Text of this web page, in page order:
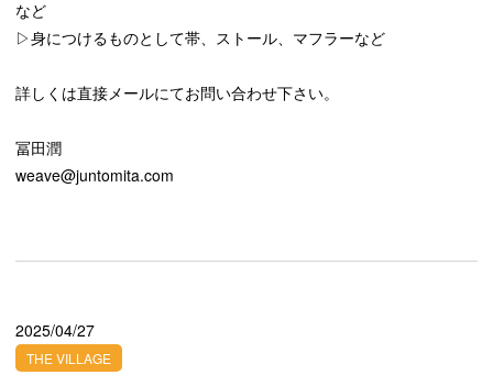
など
▷身につけるものとして帯、ストール、マフラーなど
詳しくは直接メールにてお問い合わせ下さい。
冨田潤
weave@juntomita.com
2025/04/27
THE VILLAGE